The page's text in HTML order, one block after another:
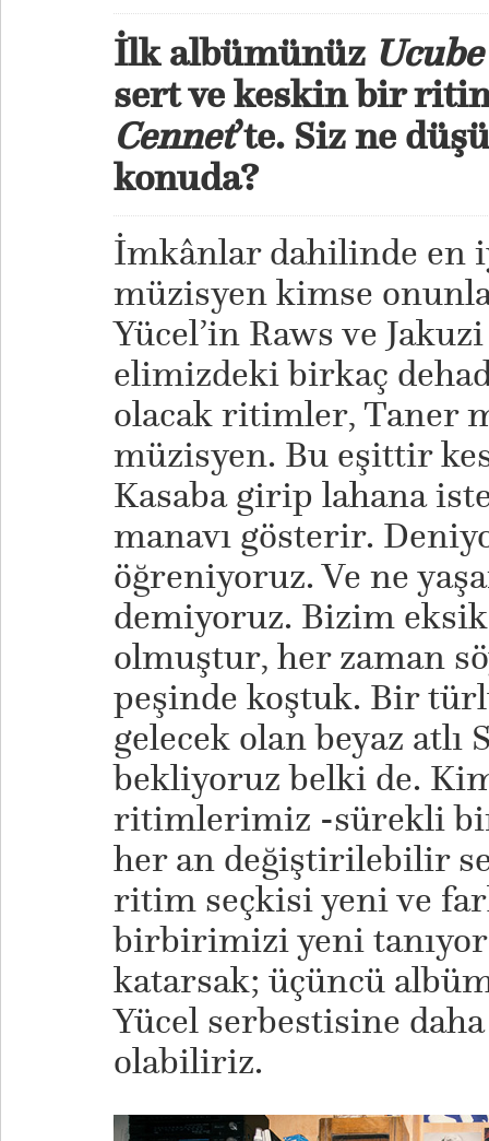
İlk albümünüz
sert ve keskin bir
Cennet’te. Siz ne
konuda?
İmkânlar dahilinde en
müzisyen kimse
Yücel’in Raws ve
elimizdeki birkaç
olacak ritimler, Taner
müzisyen. Bu eşittir
Kasaba girip lahana
manavı gösterir.
öğreniyoruz. Ve ne
demiyoruz. Bizim
olmuştur, her zaman
peşinde koştuk. Bir
gelecek olan beyaz atlı
bekliyoruz belki de.
ritimlerimiz -sürekli bir
her an değiştirilebilir
ritim seçkisi yeni ve
birbirimizi yeni tanıyor
katarsak; üçüncü
Yücel serbestisine daha
olabiliriz.